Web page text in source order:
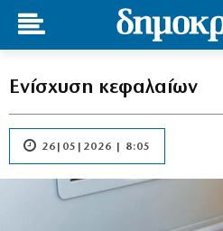
Ενίσχυση κεφαλαίων
26|05|2026 | 8:05